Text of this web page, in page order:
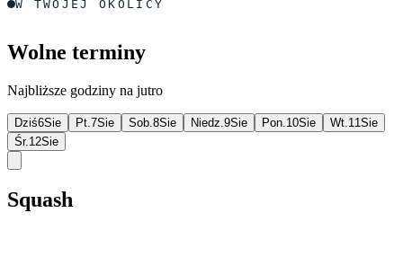
W TWOJEJ OKOLICY
Wolne terminy
Najbliższe godziny na jutro
Dziś6Sie Pt. 7Sie Sob. 8Sie Niedz. 9Sie Pon. 10Sie Wt. 11Sie
Śr. 12Sie
Squash